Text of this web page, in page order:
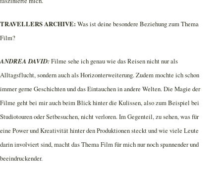
TRAVELLERS ARCHIVE: Was ist deine besondere Beziehung zum Thema
Film?
ANDREA DAVID:Filme sehe ich genau wie das Reisen nicht nur als
Alltagsflucht, sondern auch als Horizonterweiterung. Zudem mochte ich schon
immer gerne Geschichten und das Eintauchen in andere Welten. Die Magie der
Filme geht bei mir auch beim Blick hinter die Kulissen, also zum Beispiel bei
Studiotouren oder Setbesuchen, nicht verloren. Im Gegenteil, zu sehen, was für
eine Power und Kreativität hinter den Produktionen steckt und wie viele Leute
darin involviert sind, macht das Thema Film für mich nur noch spannender und
beeindruckender.